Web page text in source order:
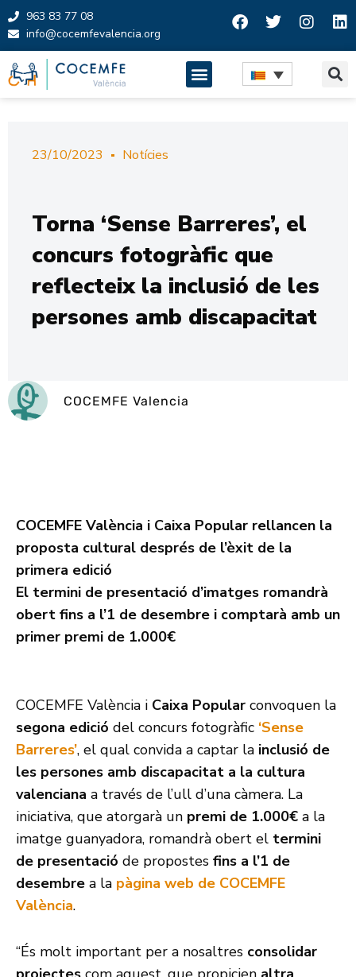
Skip
to
content
963 83 77 08
info@cocemfevalencia.org
23/10/2023 Notícies
Torna ‘Sense Barreres’, el
concurs fotogràfic que
reflecteix la inclusió de les
persones amb discapacitat
COCEMFE Valencia
COCEMFE València i Caixa Popular rellancen la
proposta cultural després de l’èxit de la
primera edició
El termini de presentació d’imatges romandrà
obert fins a l’1 de desembre i comptarà amb un
primer premi de 1.000€
COCEMFE València i Caixa Popular convoquen la
segona edició del concurs fotogràfic ‘Sense
Barreres’, el qual convida a captar la inclusió de
les persones amb discapacitat a la cultura
valenciana a través de l’ull d’una càmera. La
iniciativa, que atorgarà un premi de 1.000€ a la
imatge guanyadora, romandrà obert el termini
de presentació de propostes fins a l’1 de
desembre a la pàgina web de COCEMFE
València.
“És molt important per a nosaltres consolidar